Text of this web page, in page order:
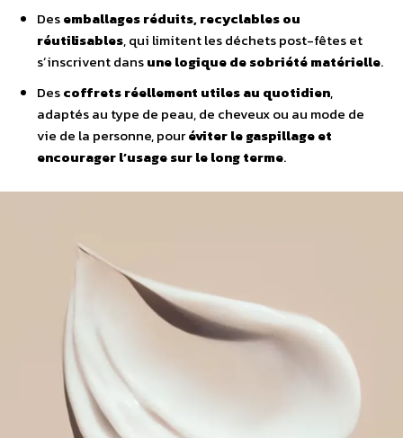
Desemballages réduits, recyclables ou
réutilisables, qui limitent les déchets post-fêtes et
sʼinscrivent dansune logique de sobriété matérielle.
Descoffrets réellement utiles au quotidien,
adaptés au type de peau, de cheveux ou au mode de
vie de la personne, pouréviter le gaspillage et
encourager lʼusage sur le long terme.